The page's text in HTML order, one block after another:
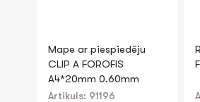
Reģistrs 5cm vienp. zils
FOROFIS
Artikuls: 91084